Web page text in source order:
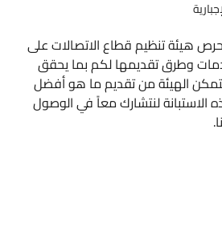
هيئة تنظيم قطاع الاتصالات على
وطرق تقديمها لكم بما يحقق
الهيئة من تقديم ما هو أفضل
الاستبانة لنتشارك معاً في الوصول